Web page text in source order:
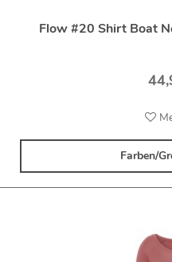
Flow #20 Shirt Boat
Farben/